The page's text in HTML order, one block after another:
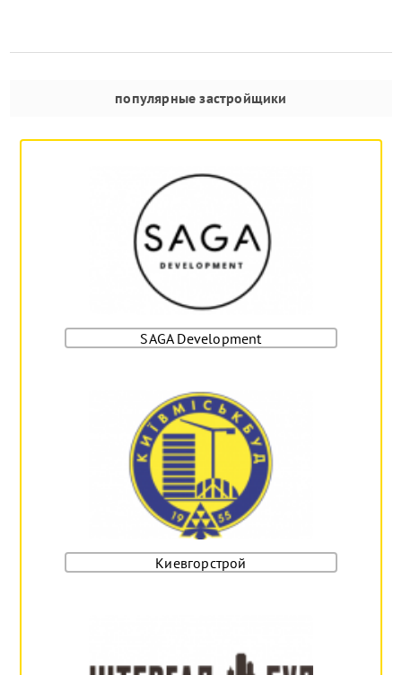
популярные застройщики
SAGA Development
Киевгорстрой